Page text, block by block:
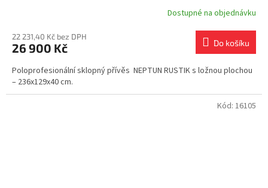
Dostupné na objednávku
22 231,40 Kč bez DPH
26 900 Kč Do košíku
Poloprofesionální sklopný přívěs NEPTUN RUSTIK s ložnou plochou
– 236x129x40 cm.
Kód: 16105